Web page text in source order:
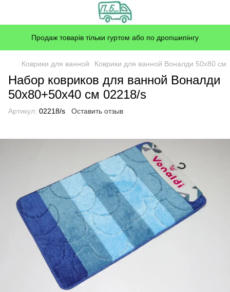
Продаж товарів тільки гуртом або по дропшипінгу
Коврики для ванной Коврики для ванной Воналди 50x80 см
Набор ковриков для ванной Воналди
50x80+50x40 см 02218/s
Артикул: 02218/s Оставить отзыв